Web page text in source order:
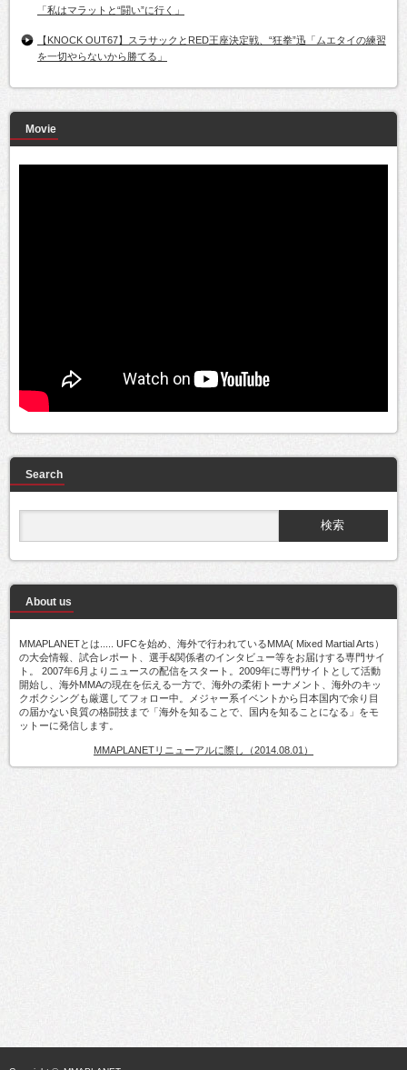
「私はマラットと“闘い”に行く」
【KNOCK OUT67】スラサックとRED王座決定戦、“狂拳”迅「ムエタイの練習
を一切やらないから勝てる」
Movie
Search
About us
MMAPLANETとは..... UFCを始め、海外で行われているMMA( Mixed Martial Arts）
の大会情報、試合レポート、選手&関係者のインタビュー等をお届けする専門サイ
ト。 2007年6月よりニュースの配信をスタート。2009年に専門サイトとして活動
開始し、海外MMAの現在を伝える一方で、海外の柔術トーナメント、海外のキッ
クボクシングも厳選してフォロー中。メジャー系イベントから日本国内で余り目
の届かない良質の格闘技まで「海外を知ることで、国内を知ることになる」をモ
ットーに発信します。
MMAPLANETリニューアルに際し（2014.08.01）